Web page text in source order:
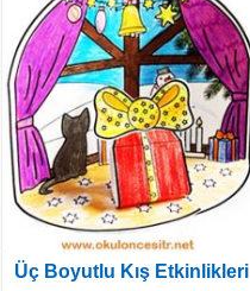
Üç Boyutlu Kış Etkinlikleri